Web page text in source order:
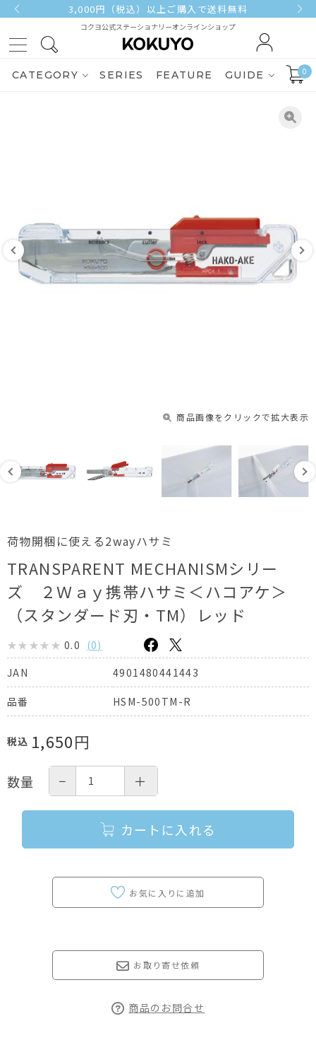
3,000円（税込）以上ご購入で送料無料
コクヨ公式ステーショナリーオンラインショップ
CATEGORY SERIES FEATURE GUIDE 0
商品画像をクリックで拡大表示
荷物開梱に使える2wayハサミ
TRANSPARENT MECHANISMシリー
ズ ２Ｗａｙ携帯ハサミ＜ハコアケ＞
（スタンダード刃・TM）レッド
0.0 (0)
JAN
4901480441443
品番 HSM-500TM-R
税込 1,650円
数量 − ＋
カートに入れる
お取り寄せ依頼
商品のお問合せ